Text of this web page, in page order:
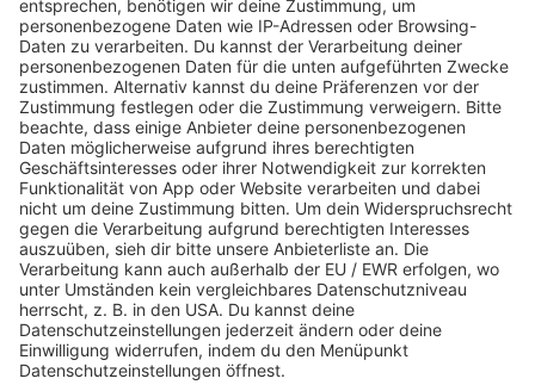
die Gesellschaft, in der man ihn genießt.
Fazit
Von jahrhundertealten Traditionen bis hin zu
aufstrebenden modernen Ritualen ist es erstaunlich zu
sehen, wie sich die bescheidene Kaffeebohne immer
wieder neu erfindet und sich an unterschiedliche
Lebensstile und nationale Identitäten anpasst. Wir hoffen,
Sie hatten die Gelegenheit, Kaffee in all seiner